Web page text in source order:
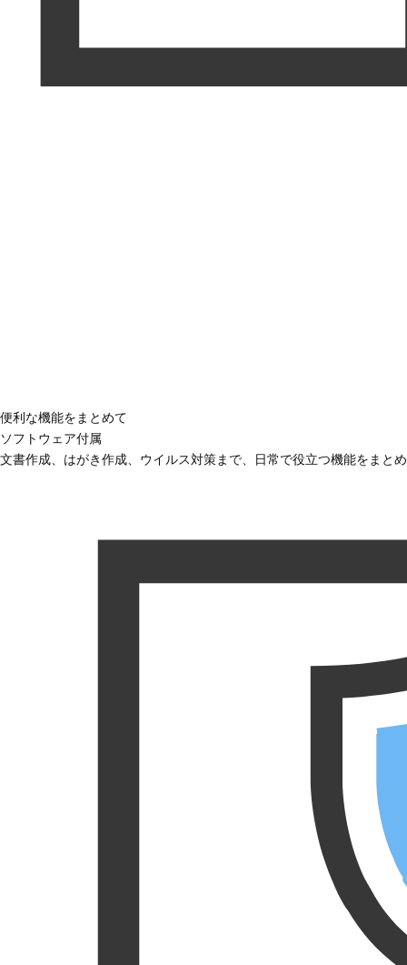
便利な機能をまとめて
ソフトウェア付属
文書作成、はがき作成、ウイルス対策まで、日常で役立つ機能をまと